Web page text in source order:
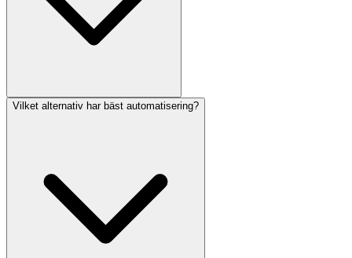
Vilket alternativ har bäst automatisering?